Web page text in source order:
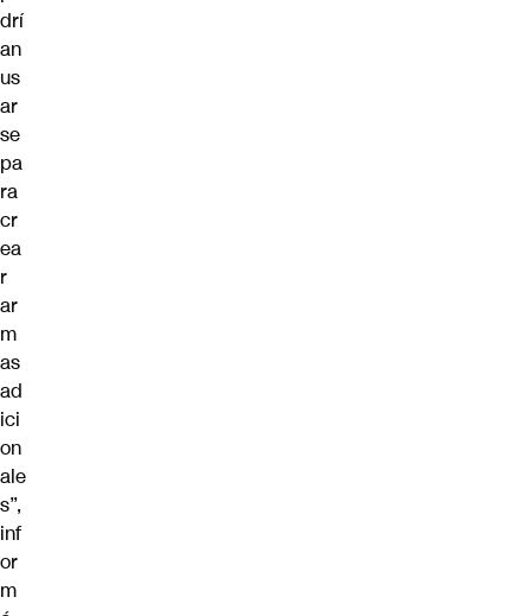
drí
an
us
ar
se
pa
ra
cr
ea
r
ar
m
as
ad
ici
on
ale
s”,
inf
or
m